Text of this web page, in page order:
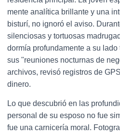
mente analítica brillante y una
bisturí, no ignoró el aviso.
silenciosas y tortuosas
dormía profundamente a su
sus "reuniones nocturnas de
archivos, revisó registros de
dinero.
Lo que descubrió en las
personal de su esposo no fue
fue una carnicería moral.